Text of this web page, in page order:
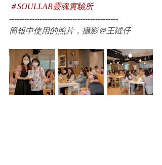
＃SOULLAB靈魂實驗所
-------------------------------------------
簡報中使用的照片，攝影＠王韃仔